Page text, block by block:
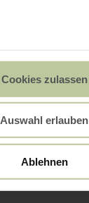
Cookies zulassen
Auswahl erlauben
Ablehnen